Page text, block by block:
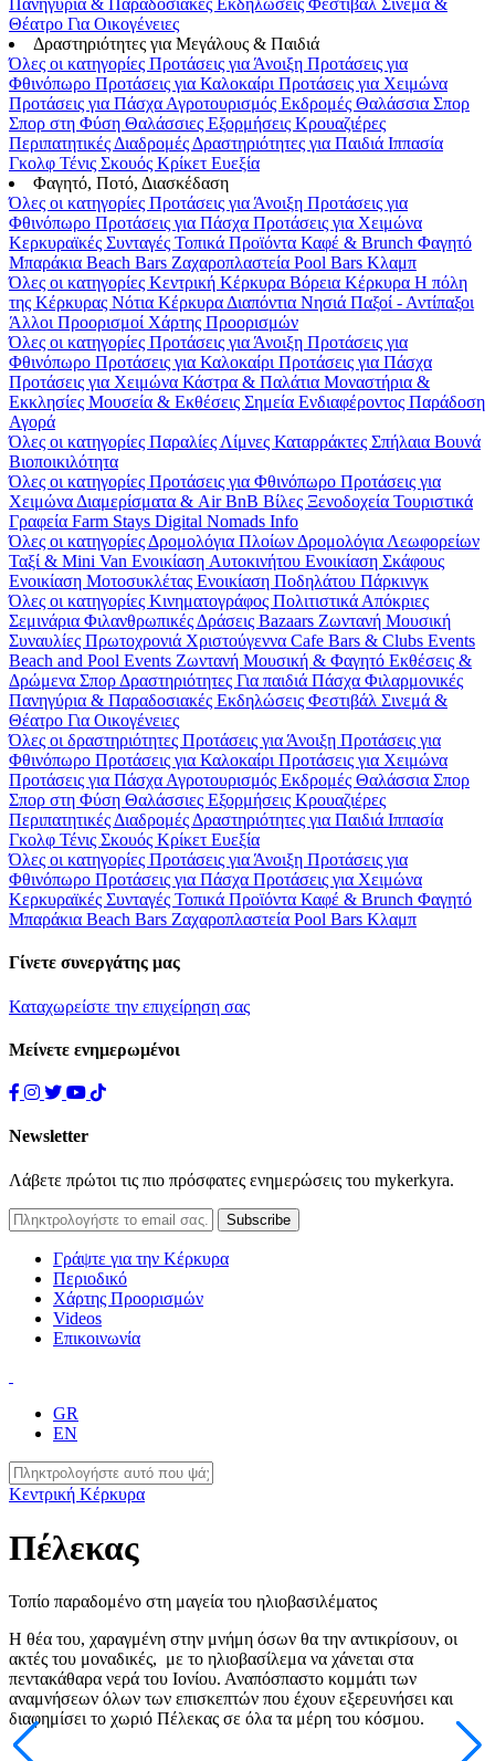
Πανηγύρια & Παραδοσιακές Εκδηλώσεις Φεστιβάλ Σινεμά &
Θέατρο Για Οικογένειες
Δραστηριότητες για Μεγάλους & Παιδιά
Όλες οι κατηγορίες Προτάσεις για Άνοιξη Προτάσεις για
Φθινόπωρο Προτάσεις για Καλοκαίρι Προτάσεις για Χειμώνα
Προτάσεις για Πάσχα Αγροτουρισμός Εκδρομές Θαλάσσια Σπορ
Σπορ στη Φύση Θαλάσσιες Εξορμήσεις Κρουαζιέρες
Περιπατητικές Διαδρομές Δραστηριότητες για Παιδιά Ιππασία
Γκολφ Τένις Σκουός Κρίκετ Ευεξία
Φαγητό, Ποτό, Διασκέδαση
Όλες οι κατηγορίες Προτάσεις για Άνοιξη Προτάσεις για
Φθινόπωρο Προτάσεις για Πάσχα Προτάσεις για Χειμώνα
Κερκυραϊκές Συνταγές Τοπικά Προϊόντα Καφέ & Brunch Φαγητό
Μπαράκια Beach Bars Ζαχαροπλαστεία Pool Bars Κλαμπ
Όλες οι κατηγορίες Κεντρική Κέρκυρα Βόρεια Κέρκυρα Η πόλη
της Κέρκυρας Νότια Κέρκυρα Διαπόντια Νησιά Παξοί - Αντίπαξοι
Άλλοι Προορισμοί Χάρτης Προορισμών
Όλες οι κατηγορίες Προτάσεις για Άνοιξη Προτάσεις για
Φθινόπωρο Προτάσεις για Καλοκαίρι Προτάσεις για Πάσχα
Προτάσεις για Χειμώνα Κάστρα & Παλάτια Μοναστήρια &
Εκκλησίες Μουσεία & Εκθέσεις Σημεία Ενδιαφέροντος Παράδοση
Αγορά
Όλες οι κατηγορίες Παραλίες Λίμνες Καταρράκτες Σπήλαια Βουνά
Βιοποικιλότητα
Όλες οι κατηγορίες Προτάσεις για Φθινόπωρο Προτάσεις για
Χειμώνα Διαμερίσματα & Air BnB Βίλες Ξενοδοχεία Τουριστικά
Γραφεία Farm Stays Digital Nomads Info
Όλες οι κατηγορίες Δρομολόγια Πλοίων Δρομολόγια Λεωφορείων
Ταξί & Μini Van Ενοικίαση Aυτοκινήτου Ενοικίαση Σκάφους
Ενοικίαση Μοτοσυκλέτας Ενοικίαση Ποδηλάτου Πάρκινγκ
Όλες οι κατηγορίες Κινηματογράφος Πολιτιστικά Απόκριες
Σεμινάρια Φιλανθρωπικές Δράσεις Bazaars Ζωντανή Μουσική
Συναυλίες Πρωτοχρονιά Χριστούγεννα Cafe Bars & Clubs Events
Beach and Pool Events Ζωντανή Μουσική & Φαγητό Εκθέσεις &
Δρώμενα Σπορ Δραστηριότητες Για παιδιά Πάσχα Φιλαρμονικές
Πανηγύρια & Παραδοσιακές Εκδηλώσεις Φεστιβάλ Σινεμά &
Θέατρο Για Οικογένειες
Όλες οι δραστηριότητες Προτάσεις για Άνοιξη Προτάσεις για
Φθινόπωρο Προτάσεις για Καλοκαίρι Προτάσεις για Χειμώνα
Προτάσεις για Πάσχα Αγροτουρισμός Εκδρομές Θαλάσσια Σπορ
Σπορ στη Φύση Θαλάσσιες Εξορμήσεις Κρουαζιέρες
Περιπατητικές Διαδρομές Δραστηριότητες για Παιδιά Ιππασία
Γκολφ Τένις Σκουός Κρίκετ Ευεξία
Όλες οι κατηγορίες Προτάσεις για Άνοιξη Προτάσεις για
Φθινόπωρο Προτάσεις για Πάσχα Προτάσεις για Χειμώνα
Κερκυραϊκές Συνταγές Τοπικά Προϊόντα Καφέ & Brunch Φαγητό
Μπαράκια Beach Bars Ζαχαροπλαστεία Pool Bars Κλαμπ
Γίνετε συνεργάτης μας
Καταχωρείστε την επιχείρηση σας
Μείνετε ενημερωμένοι
Newsletter
Λάβετε πρώτοι τις πιο πρόσφατες ενημερώσεις του mykerkyra.
Γράψτε για την Κέρκυρα
Περιοδικό
Χάρτης Προορισμών
Videos
Επικοινωνία
GR
EN
Κεντρική Κέρκυρα
Πέλεκας
Τοπίο παραδομένο στη μαγεία του ηλιοβασιλέματος
Η θέα του, χαραγμένη στην μνήμη όσων θα την αντικρίσουν, οι
ακτές του μοναδικές, με το ηλιοβασίλεμα να χάνεται στα
πεντακάθαρα νερά του Ιονίου. Αναπόσπαστο κομμάτι των
αναμνήσεων όλων των επισκεπτών που έχουν εξερευνήσει και
διαφημίσει το χωριό Πέλεκας σε όλα τα μέρη του κόσμου.